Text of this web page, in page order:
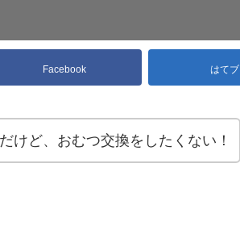
Facebook はてブ
けど、おむつ交換をしたくない！